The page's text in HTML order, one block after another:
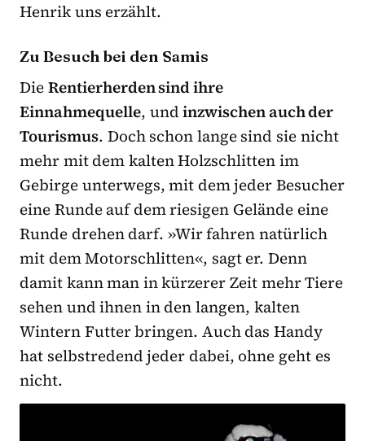
Henrik uns erzählt.
Zu Besuch bei den Samis
DieRentierherden sind ihre
Einnahmequelle, undinzwischen auch der
Tourismus. Doch schon lange sind sie nicht
mehr mit dem kalten Holzschlitten im
Gebirge unterwegs, mit dem jeder Besucher
eine Runde auf dem riesigen Gelände eine
Runde drehen darf. »Wir fahren natürlich
mit dem Motorschlitten«, sagt er. Denn
damit kann man in kürzerer Zeit mehr Tiere
sehen und ihnen in den langen, kalten
Wintern Futter bringen. Auch das Handy
hat selbstredend jeder dabei, ohne geht es
nicht.